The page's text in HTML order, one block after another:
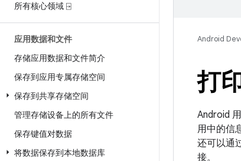
所有核心领域 ⍈
应用数据和文件
存储应用数据和文件简介
保存到应用专属存储空间
保存到共享存储空间
管理存储设备上的所有文件
保存键值对数据
将数据保存到本地数据库
Android
打
Android
用中的信
还可以通
接。